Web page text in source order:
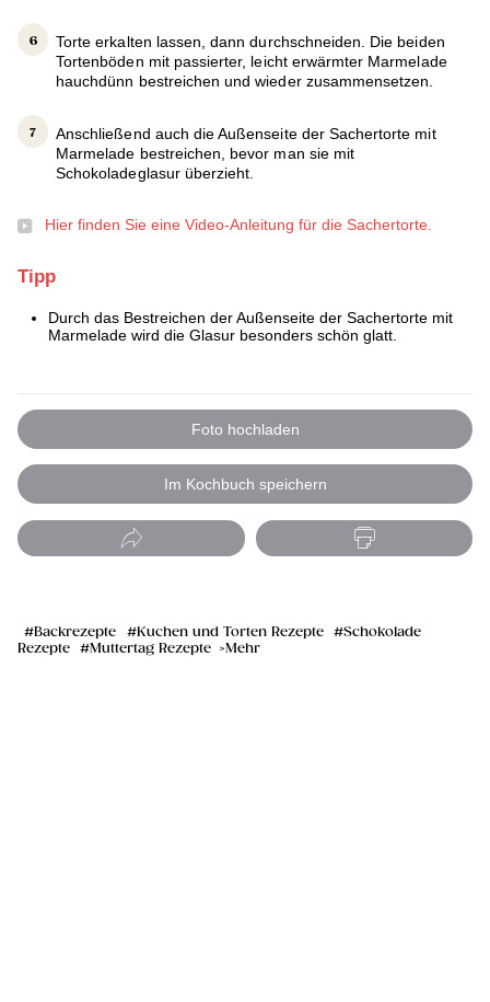
Torte erkalten lassen, dann durchschneiden. Die beiden
Tortenböden mit passierter, leicht erwärmter Marmelade
hauchdünn bestreichen und wieder zusammensetzen.
Anschließend auch die Außenseite der Sachertorte mit
Marmelade bestreichen, bevor man sie mit
Schokoladeglasur überzieht.
Hier finden Sie eine Video-Anleitung für die Sachertorte.
Tipp
Durch das Bestreichen der Außenseite der Sachertorte mit
Marmelade wird die Glasur besonders schön glatt.
Foto hochladen
Im Kochbuch speichern
Backrezepte Kuchen und Torten Rezepte
Schokolade
Rezepte
Muttertag Rezepte Mehr